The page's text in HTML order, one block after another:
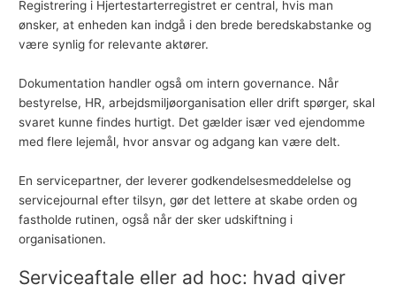
Registrering i Hjertestarterregistret er central, hvis man
ønsker, at enheden kan indgå i den brede beredskabstanke og
være synlig for relevante aktører.
Dokumentation handler også om intern governance. Når
bestyrelse, HR, arbejdsmiljøorganisation eller drift spørger, skal
svaret kunne findes hurtigt. Det gælder især ved ejendomme
med flere lejemål, hvor ansvar og adgang kan være delt.
En servicepartner, der leverer godkendelsesmeddelelse og
servicejournal efter tilsyn, gør det lettere at skabe orden og
fastholde rutinen, også når der sker udskiftning i
organisationen.
Serviceaftale eller ad hoc: hvad giver